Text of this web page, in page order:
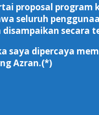
proposal
seluruh
secara
saya dipercaya
Azran.(*)